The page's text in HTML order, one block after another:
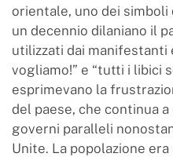
orientale, uno dei
un decennio dilaniano il
utilizzati dai manifestanti
vogliamo!” e “tutti i libici
esprimevano la
del paese, che continua
governi paralleli
Unite. La popolazione